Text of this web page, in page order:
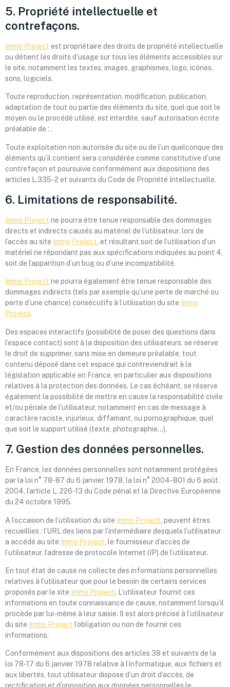
5. Propriété intellectuelle et
contrefaçons.
Immo Project est propriétaire des droits de propriété intellectuelle
ou détient les droits d’usage sur tous les éléments accessibles sur
le site, notamment les textes, images, graphismes, logo, icônes,
sons, logiciels.
Toute reproduction, représentation, modification, publication,
adaptation de tout ou partie des éléments du site, quel que soit le
moyen ou le procédé utilisé, est interdite, sauf autorisation écrite
préalable de : .
Toute exploitation non autorisée du site ou de l’un quelconque des
éléments qu’il contient sera considérée comme constitutive d’une
contrefaçon et poursuivie conformément aux dispositions des
articles L.335-2 et suivants du Code de Propriété Intellectuelle.
6. Limitations de responsabilité.
Immo Project ne pourra être tenue responsable des dommages
directs et indirects causés au matériel de l’utilisateur, lors de
l’accès au site Immo Project , et résultant soit de l’utilisation d’un
matériel ne répondant pas aux spécifications indiquées au point 4,
soit de l’apparition d’un bug ou d’une incompatibilité.
Immo Project ne pourra également être tenue responsable des
dommages indirects (tels par exemple qu’une perte de marché ou
perte d’une chance) consécutifs à l’utilisation du site Immo
Project.
Des espaces interactifs (possibilité de poser des questions dans
l’espace contact) sont à la disposition des utilisateurs. se réserve
le droit de supprimer, sans mise en demeure préalable, tout
contenu déposé dans cet espace qui contreviendrait à la
législation applicable en France, en particulier aux dispositions
relatives à la protection des données. Le cas échéant, se réserve
également la possibilité de mettre en cause la responsabilité civile
et/ou pénale de l’utilisateur, notamment en cas de message à
caractère raciste, injurieux, diffamant, ou pornographique, quel
que soit le support utilisé (texte, photographie…).
7. Gestion des données personnelles.
En France, les données personnelles sont notamment protégées
par la loi n° 78-87 du 6 janvier 1978, la loi n° 2004-801 du 6 août
2004, l’article L. 226-13 du Code pénal et la Directive Européenne
du 24 octobre 1995.
A l’occasion de l’utilisation du site Immo Project , peuvent êtres
recueillies : l’URL des liens par l’intermédiaire desquels l’utilisateur
a accédé au site Immo Project , le fournisseur d’accès de
l’utilisateur, l’adresse de protocole Internet (IP) de l’utilisateur.
En tout état de cause ne collecte des informations personnelles
relatives à l’utilisateur que pour le besoin de certains services
proposés par le site Immo Project. L’utilisateur fournit ces
informations en toute connaissance de cause, notamment lorsqu’il
procède par lui-même à leur saisie. Il est alors précisé à l’utilisateur
du site Immo Project l’obligation ou non de fournir ces
informations.
Conformément aux dispositions des articles 38 et suivants de la
loi 78-17 du 6 janvier 1978 relative à l’informatique, aux fichiers et
aux libertés, tout utilisateur dispose d’un droit d’accès, de